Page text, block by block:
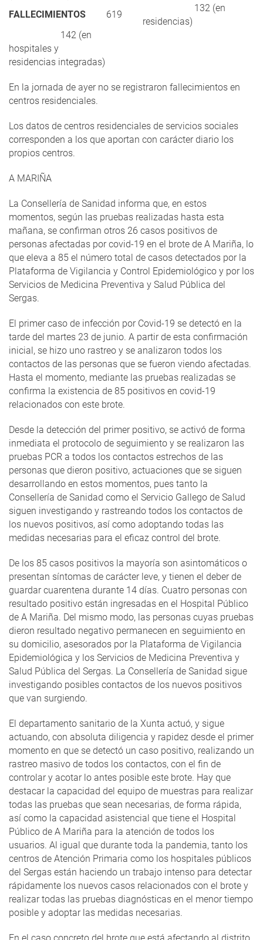
FALLECIMIENTOS
619
132 (en
residencias)
142 (en
hospitales y
residencias integradas)
En la jornada de ayer no se registraron fallecimientos en
centros residenciales.
Los datos de centros residenciales de servicios sociales
corresponden a los que aportan con carácter diario los
propios centros.
A MARIÑA
La Consellería de Sanidad informa que, en estos
momentos, según las pruebas realizadas hasta esta
mañana, se confirman otros 26 casos positivos de
personas afectadas por covid-19 en el brote de A Mariña, lo
que eleva a 85 el número total de casos detectados por la
Plataforma de Vigilancia y Control Epidemiológico y por los
Servicios de Medicina Preventiva y Salud Pública del
Sergas.
El primer caso de infección por Covid-19 se detectó en la
tarde del martes 23 de junio. A partir de esta confirmación
inicial, se hizo uno rastreo y se analizaron todos los
contactos de las personas que se fueron viendo afectadas.
Hasta el momento, mediante las pruebas realizadas se
confirma la existencia de 85 positivos en covid-19
relacionados con este brote.
Desde la detección del primer positivo, se activó de forma
inmediata el protocolo de seguimiento y se realizaron las
pruebas PCR a todos los contactos estrechos de las
personas que dieron positivo, actuaciones que se siguen
desarrollando en estos momentos, pues tanto la
Consellería de Sanidad como el Servicio Gallego de Salud
siguen investigando y rastreando todos los contactos de
los nuevos positivos, así como adoptando todas las
medidas necesarias para el eficaz control del brote.
De los 85 casos positivos la mayoría son asintomáticos o
presentan síntomas de carácter leve, y tienen el deber de
guardar cuarentena durante 14 días. Cuatro personas con
resultado positivo están ingresadas en el Hospital Público
de A Mariña. Del mismo modo, las personas cuyas pruebas
dieron resultado negativo permanecen en seguimiento en
su domicilio, asesorados por la Plataforma de Vigilancia
Epidemiológica y los Servicios de Medicina Preventiva y
Salud Pública del Sergas. La Consellería de Sanidad sigue
investigando posibles contactos de los nuevos positivos
que van surgiendo.
El departamento sanitario de la Xunta actuó, y sigue
actuando, con absoluta diligencia y rapidez desde el primer
momento en que se detectó un caso positivo, realizando un
rastreo masivo de todos los contactos, con el fin de
controlar y acotar lo antes posible este brote. Hay que
destacar la capacidad del equipo de muestras para realizar
todas las pruebas que sean necesarias, de forma rápida,
así como la capacidad asistencial que tiene el Hospital
Público de A Mariña para la atención de todos los
usuarios. Al igual que durante toda la pandemia, tanto los
centros de Atención Primaria como los hospitales públicos
del Sergas están haciendo un trabajo intenso para detectar
rápidamente los nuevos casos relacionados con el brote y
realizar todas las pruebas diagnósticas en el menor tiempo
posible y adoptar las medidas necesarias.